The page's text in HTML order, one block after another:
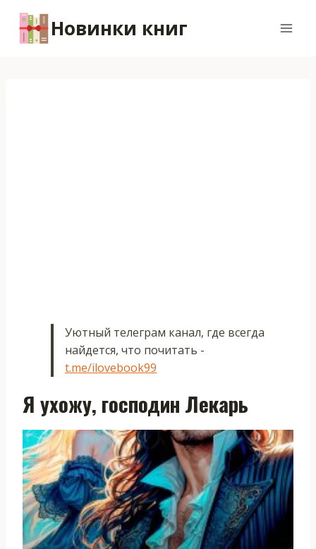
содержимому
Новинки книг
Уютный телеграм канал, где всегда
найдется, что почитать -
t.me/ilovebook99
Я ухожу, господин Лекарь